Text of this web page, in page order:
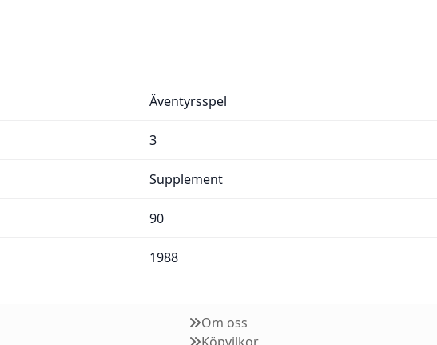
Äventyrsspel
3
Supplement
90
1988
Om oss